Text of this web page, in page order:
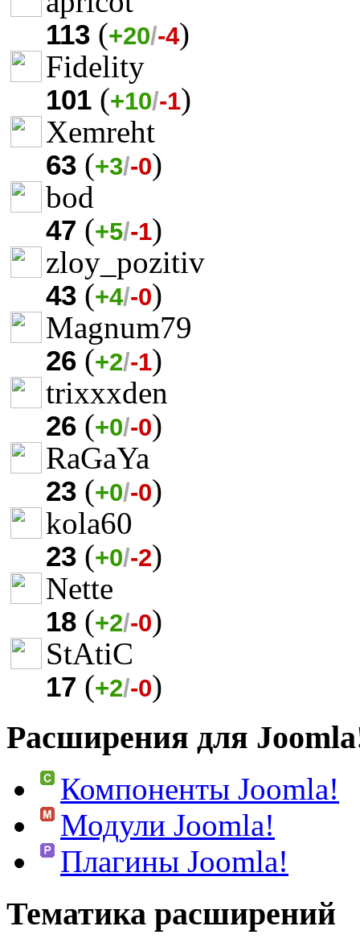
113 (+20/-4)
Fidelity
101 (+10/-1)
Xemreht
63 (+3/-0)
bod
47 (+5/-1)
zloy_pozitiv
43 (+4/-0)
Magnum79
26 (+2/-1)
trixxxden
26 (+0/-0)
RaGaYa
23 (+0/-0)
kola60
23 (+0/-2)
Nette
18 (+2/-0)
StAtiC
17 (+2/-0)
Расширения для
Компоненты Joomla!
Модули Joomla!
Плагины Joomla!
Тематика расширений